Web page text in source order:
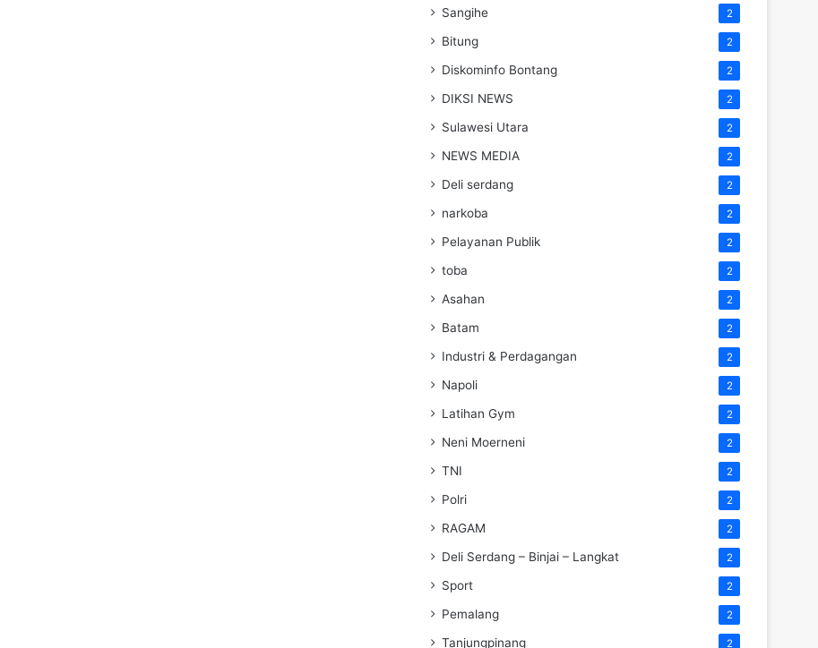
Sangihe 2
Bitung 2
Diskominfo Bontang 2
DIKSI NEWS 2
Sulawesi Utara 2
NEWS MEDIA 2
Deli serdang 2
narkoba 2
Pelayanan Publik 2
toba 2
Asahan 2
Batam 2
Industri & Perdagangan 2
Napoli 2
Latihan Gym 2
Neni Moerneni 2
TNI 2
Polri 2
RAGAM 2
Deli Serdang – Binjai – Langkat 2
Sport 2
Pemalang 2
Tanjungpinang 2